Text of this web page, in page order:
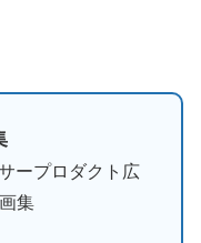
ープロダクト広
集